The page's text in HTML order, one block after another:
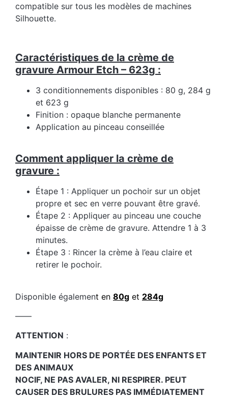
compatible sur tous les modèles de machines
Silhouette.
Caractéristiques de la crème de
gravure Armour Etch – 623g :
3 conditionnements disponibles : 80 g, 284 g
et 623 g
Finition : opaque blanche permanente
Application au pinceau conseillée
Comment appliquer la crème de
gravure :
Étape 1 : Appliquer un pochoir sur un objet
propre et sec en verre pouvant être gravé.
Étape 2 : Appliquer au pinceau une couche
épaisse de crème de gravure. Attendre 1 à 3
minutes.
Étape 3 : Rincer la crème à l’eau claire et
retirer le pochoir.
Disponible également en 80g et 284g
——
ATTENTION :
MAINTENIR HORS DE PORTÉE DES ENFANTS ET
DES ANIMAUX
NOCIF, NE PAS AVALER, NI RESPIRER. PEUT
CAUSER DES BRULURES PAS IMMÉDIATEMENT